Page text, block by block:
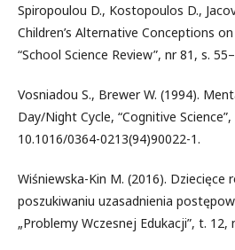
Spiropoulou D., Kostopoulos D.,
Children’s Alternative Conceptions
“School Science Review”, nr 81, s.
Vosniadou S., Brewer W. (1994).
Day/Night Cycle, “Cognitive
10.1016/0364-0213(94)90022-1.
Wiśniewska-Kin M. (2016). Dziecięce
poszukiwaniu uzasadnienia
„Problemy Wczesnej Edukacji”, t. 12,